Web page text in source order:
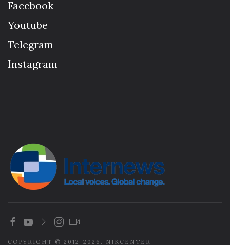
Facebook
Youtube
Telegram
Instagram
COPYRIGHT © 2012-2026. NIKCENTER